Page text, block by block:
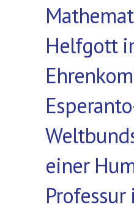
Helfgott
einer
Professur